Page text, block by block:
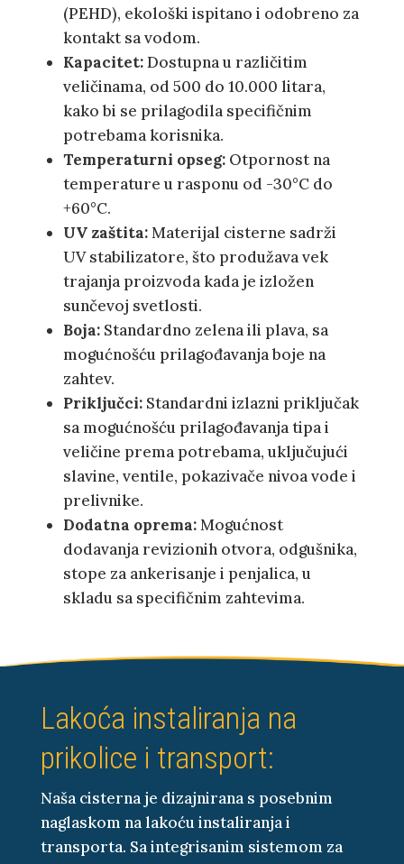
(PEHD), ekološki ispitano i odobreno za
kontakt sa vodom.
Kapacitet:Dostupna u različitim
veličinama, od 500 do 10.000 litara,
kako bi se prilagodila specifičnim
potrebama korisnika.
Temperaturni opseg: Otpornost na
temperature u rasponu od -30°C do
+60°C.
UV zaštita:Materijal cisterne sadrži
UV stabilizatore, što produžava vek
trajanja proizvoda kada je izložen
sunčevoj svetlosti.
Boja: Standardno zelena ili plava, sa
mogućnošću prilagođavanja boje na
zahtev.
Priključci: Standardni izlazni priključak
sa mogućnošću prilagođavanja tipa i
veličine prema potrebama, uključujući
slavine, ventile, pokazivače nivoa vode i
prelivnike.
Dodatna oprema:Mogućnost
dodavanja revizionih otvora, odgušnika,
stope za ankerisanje i penjalica, u
skladu sa specifičnim zahtevima.
Lakoća instaliranja na
prikolice i transport:
Naša cisterna je dizajnirana s posebnim
naglaskom na lakoću instaliranja i
transporta. Sa integrisanim sistemom za